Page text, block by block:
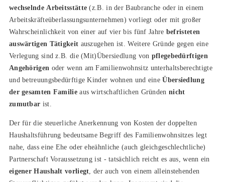
wechselnde Arbeitsstätte (z.B. in der Baubranche oder in einem
Arbeitskräfteüberlassungsunternehmen) vorliegt oder mit großer
Wahrscheinlichkeit von einer auf vier bis fünf Jahre befristeten
auswärtigen Tätigkeit auszugehen ist. Weitere Gründe gegen eine
Verlegung sind z.B. die (Mit)Übersiedlung von pflegebedürftigen
Angehörigen oder wenn am Familienwohnsitz unterhaltsberechtigte
und betreuungsbedürftige Kinder wohnen und eineÜbersiedlung
der gesamten Familieaus wirtschaftlichen Gründen nicht
zumutbar ist.
Der für die steuerliche Anerkennung von Kosten der doppelten
Haushaltsführung bedeutsame Begriff des Familienwohnsitzes legt
nahe, dass eine Ehe oder eheähnliche (auch gleichgeschlechtliche)
Partnerschaft Voraussetzung ist - tatsächlich reicht es aus, wenn ein
eigener Haushalt vorliegt , der auch von einem alleinstehenden